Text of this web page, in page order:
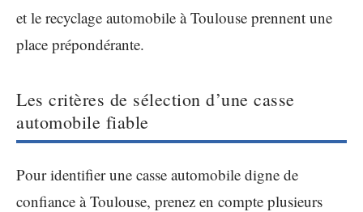
et le recyclage automobile à Toulouse prennent une
place prépondérante.
Les critères de sélection d’une casse
automobile fiable
Pour identifier une casse automobile digne de
confiance à Toulouse, prenez en compte plusieurs